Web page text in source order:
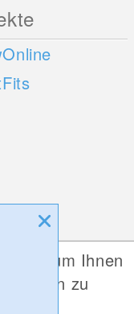
Web
um Ihnen
bieten zu